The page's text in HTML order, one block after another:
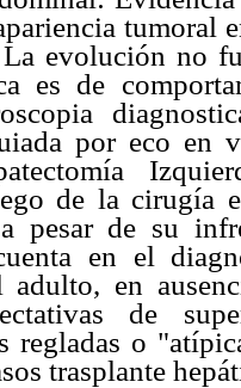
tumoral
La evolución no
es de
por eco en
de la cirugía
pesar de su
en el
adulto, en
de
regladas o
trasplante